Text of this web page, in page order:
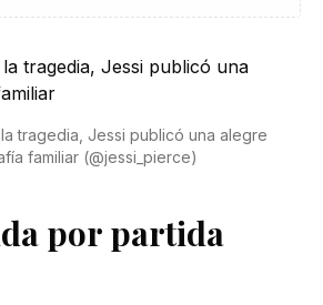
tragedia, Jessi publicó una alegre
familiar (@jessi_pierce)
por partida